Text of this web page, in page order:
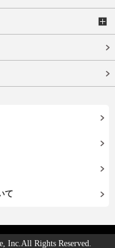
て
Inc.All Rights Reserved.